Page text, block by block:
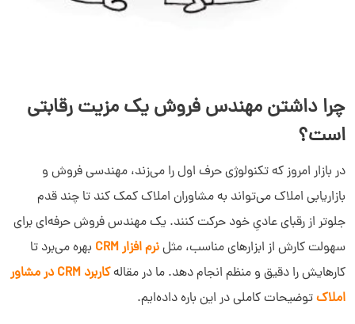
چرا داشتن مهندس فروش یک مزیت رقابتی
است؟
در بازار امروز که تکنولوژی حرف اول را می‌زند، مهندسی فروش و
بازاریابی املاک می‌تواند به مشاوران املاک کمک کند تا چند قدم
جلوتر از رقبای عادیِ خود حرکت کنند. یک مهندس فروش حرفه‌ای برای
سهولت کارش از ابزارهای مناسب، مثلنرم افزار CRM
بهره می‌برد تا
کارهایش را دقیق و منظم انجام دهد. ما در مقاله
کاربرد CRM در مشاور
املاکتوضیحات کاملی در این باره داده‌ایم.